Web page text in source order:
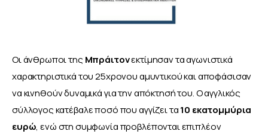
Οι άνθρωποι της Μπράιτον εκτίμησαν τα αγωνιστικά
χαρακτηριστικά του 25χρονου αμυντικού και αποφάσισαν
να κινηθούν δυναμικά για την απόκτησή του. Ο αγγλικός
σύλλογος κατέβαλε ποσό που αγγίζει τα 10 εκατομμύρια
ευρώ, ενώ στη συμφωνία προβλέπονται επιπλέον